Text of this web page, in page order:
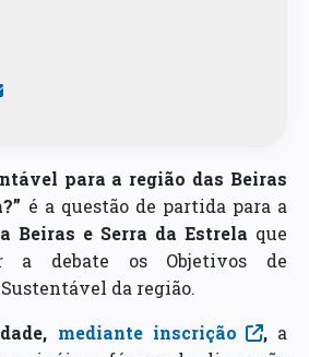
para a região das Beiras
é a questão de partida para a
Beiras e Serra da Estrela que
a debate os Objetivos de
da região.
mediante inscrição ,a